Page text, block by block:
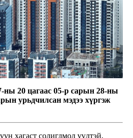
ны 20 цагаас 05-р сарын 28-ны
урьдчилсан мэдээ хүргэж
хагаст солигдмол үүлтэй,